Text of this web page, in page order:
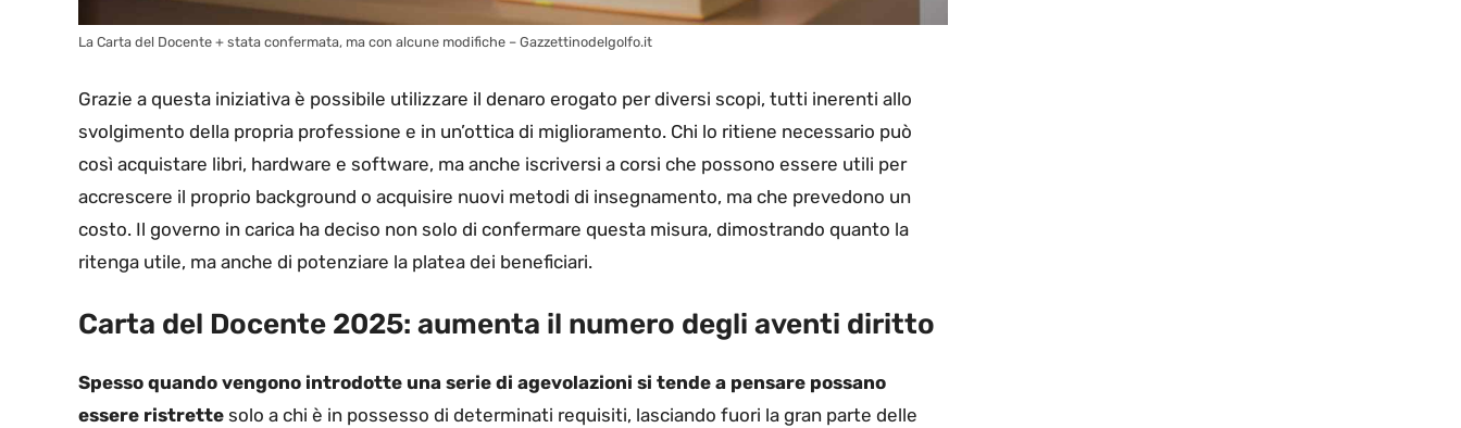
La Carta del Docente + stata confermata, ma con alcune modifiche – Gazzettinodelgolfo.it
Grazie a questa iniziativa è possibile utilizzare il denaro erogato per diversi scopi, tutti inerenti allo
svolgimento della propria professione e in un’ottica di miglioramento. Chi lo ritiene necessario può
così acquistare libri, hardware e software, ma anche iscriversi a corsi che possono essere utili per
accrescere il proprio background o acquisire nuovi metodi di insegnamento, ma che prevedono un
costo. Il governo in carica ha deciso non solo di confermare questa misura, dimostrando quanto la
ritenga utile, ma anche di potenziare la platea dei beneficiari.
Carta del Docente 2025: aumenta il numero degli aventi diritto
Spesso quando vengono introdotte una serie di agevolazioni si tende a pensare possano
essere ristrette solo a chi è in possesso di determinati requisiti, lasciando fuori la gran parte delle